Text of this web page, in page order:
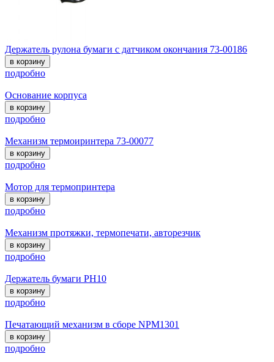
Держатель рулона бумаги с датчиком окончания 73-00186
в корзину
подробно
Основание корпуса
в корзину
подробно
Механизм термоиринтера 73-00077
в корзину
подробно
Мотор для термопринтера
в корзину
подробно
Механизм протяжки, термопечати, авторезчик
в корзину
подробно
Держатель бумаги PH10
в корзину
подробно
Печатающий механизм в сборе NPM1301
в корзину
подробно